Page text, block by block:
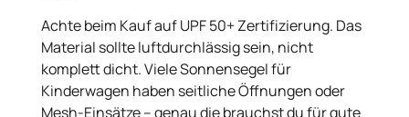
Achte beim Kauf auf UPF 50+ Zertifizierung. Das
Material sollte luftdurchlässig sein, nicht
komplett dicht. Viele Sonnensegel für
Kinderwagen haben seitliche Öffnungen oder
Mesh-Einsätze – genau die brauchst du für gute